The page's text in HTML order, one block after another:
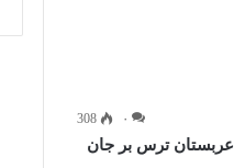
۰ 308
عربستان ترس بر جان